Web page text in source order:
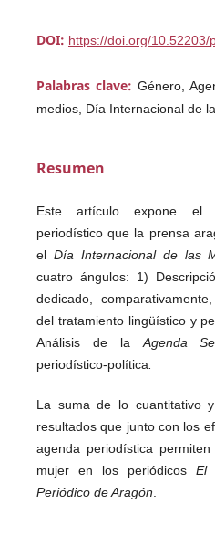
DOI: https://doi.org/10.52203/
Palabras clave: Género,
medios, Día Internacional de
Resumen
Este artículo expone el
periodístico que la prensa
el Día Internacional de las
cuatro ángulos: 1)
dedicado,
del tratamiento lingüístico y
Análisis de la Agenda
periodístico-política
La suma de lo cuantitativo
resultados que junto con los
agenda periodística
mujer en los periódicosEl
Periódico de Aragón